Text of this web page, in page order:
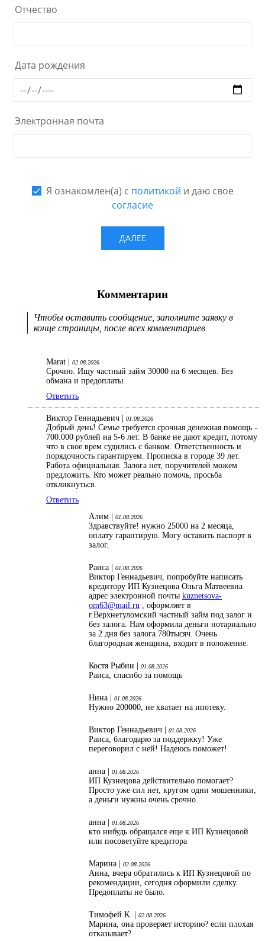
Комментарии
Чтобы оставить сообщение, заполните заявку в
конце страницы, после всех комментариев
Marat | 02.08.2026
Срочно. Ищу частный займ 30000 на 6 месяцев. Без
обмана и предоплаты.
Ответить
Виктор Геннадьевич | 01.08.2026
Добрый день! Семье требуется срочная денежная помощь -
700.000 рублей на 5-6 лет. В банке не дают кредит, потому
что в свое врем судились с банком. Ответственность и
порядочность гарантируем. Прописка в городе 39 лет.
Работа официальная. Залога нет, поручителей можем
предложить. Кто может реально помочь, просьба
откликнуться.
Ответить
Алим |
01.08.2026
Здравствуйте! нужно 25000 на 2 месяца,
оплату гарантирую. Могу оставить паспорт в
залог.
Раиса | 01.08.2026
Виктор Геннадьевич, попробуйте написать
кредитору ИП Кузнецова Ольга Матвеевна
адрес электронной почты kuznetsova-
om63@mail.ru , оформляет в
г.Верхнетуломский частный займ под залог и
без залога. Нам оформила деньги нотариально
за 2 дня без залога 780тысяч. Очень
благородная женщина, входит в положение.
Костя Рыбин | 01.08.2026
Раиса, спасибо за помощь
Нина | 01.08.2026
Нужно 200000, не хватает на ипотеку.
Виктор Геннадьевич | 01.08.2026
Раиса, благодарю за поддержку! Уже
переговорил с ней! Надеюсь поможет!
анна | 01.08.2026
ИП Кузнецова действительно помогает?
Просто уже сил нет, кругом одни мошенники,
а деньги нужны очень срочно.
анна | 01.08.2026
кто нибудь обращался еще к ИП Кузнецовой
или посоветуйте кредитора
Марина | 02.08.2026
Анна, вчера обратились к ИП Кузнецовой по
рекомендации, сегодня оформили сделку.
Предоплаты не было.
Тимофей К. | 02.08.2026
Марина, она проверяет историю? если плохая
отказывает?